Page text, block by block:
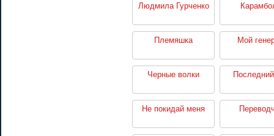
Людмила Гурченко
Племяшка Мой
Черные волки
Не покидай меня